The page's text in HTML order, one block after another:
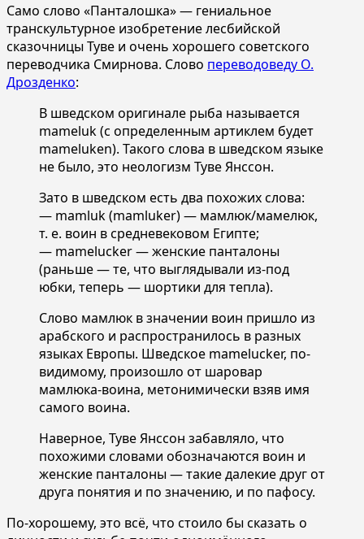
Само слово «Панталошка» — гениальное
транскультурное изобретение лесбийской
сказочницы Туве и очень хорошего советского
переводчика Смирнова. Слово переводоведу О.
Дрозденко:
В шведском оригинале рыба называется
mameluk (с определенным артиклем будет
mameluken). Такого слова в шведском языке
не было, это неологизм Туве Янссон.
Зато в шведском есть два похожих слова:
— mamluk (mamluker) — мамлюк/мамелюк,
т. е. воин в средневековом Египте;
— mamelucker — женские панталоны
(раньше — те, что выглядывали из-под
юбки, теперь — шортики для тепла).
Слово мамлюк в значении воин пришло из
арабского и распространилось в разных
языках Европы. Шведское mamelucker, по-
видимому, произошло от шаровар
мамлюка-воина, метонимически взяв имя
самого воина.
Наверное, Туве Янссон забавляло, что
похожими словами обозначаются воин и
женские панталоны — такие далекие друг от
друга понятия и по значению, и по пафосу.
По-хорошему, это всё, что стоило бы сказать о